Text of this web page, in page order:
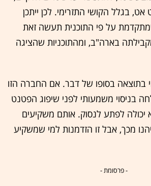
בגלל הקושי התזרימי. לכן ייתכן
על פי התוכנית תעשה זאת
בארה"ב, ומהתוכניות שהציגה
בתוצאה בסופו של דבר. אם החברה הזו
בניסוי משמעותי לפני שיפוג הפטנט
לפתע לנסוק. אותם משקיעים
מכך, אבל זו הזדמנות למי שמשקיע
- פרסומת -